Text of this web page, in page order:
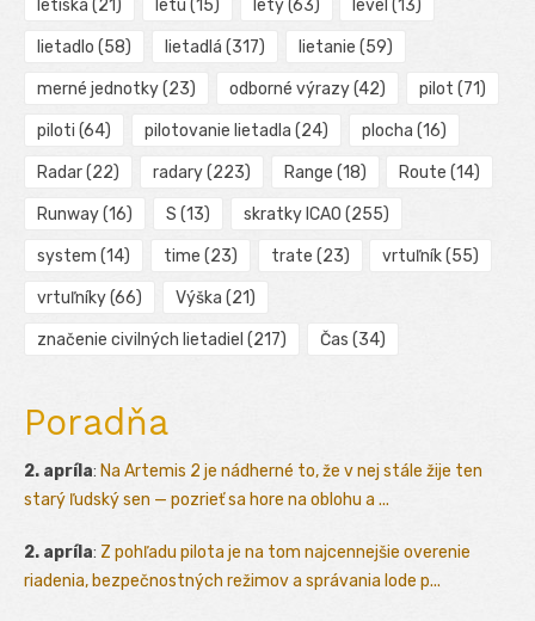
letiska (21) letu (15) lety(63) level (13)
lietadlo (58) lietadlá (317) lietanie (59)
merné jednotky(23) odborné výrazy(42) pilot (71)
piloti (64) pilotovanie lietadla (24) plocha (16)
Radar(22) radary(223) Range (18) Route (14)
Runway(16) S (13) skratky ICAO (255)
system (14) time (23) trate (23) vrtuľník(55)
vrtuľníky(66) Výška (21)
značenie civilných lietadiel (217) Čas (34)
Poradňa
2. apríla: Na Artemis 2 je nádherné to, že v nej stále žije ten
starý ľudský sen — pozrieť sa hore na oblohu a ...
2. apríla: Z pohľadu pilota je na tom najcennejšie overenie
riadenia, bezpečnostných režimov a správania lode p...